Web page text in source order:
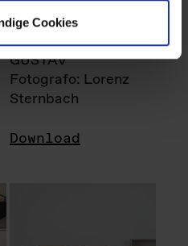
Cookies
GUSTAV
Fotografo: Lorenz
Sternbach
Download